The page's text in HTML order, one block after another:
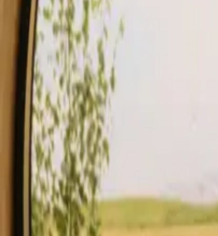
EstanciasTarjeta de regalo. Empezar a hospedar
DescripciónInstalacionesNormas y seguridad
Comprobar disponibilidad